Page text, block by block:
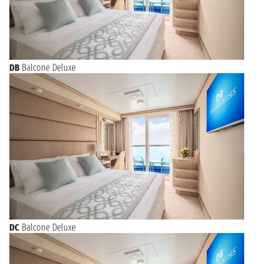
DB Balcone Deluxe
DC Balcone Deluxe